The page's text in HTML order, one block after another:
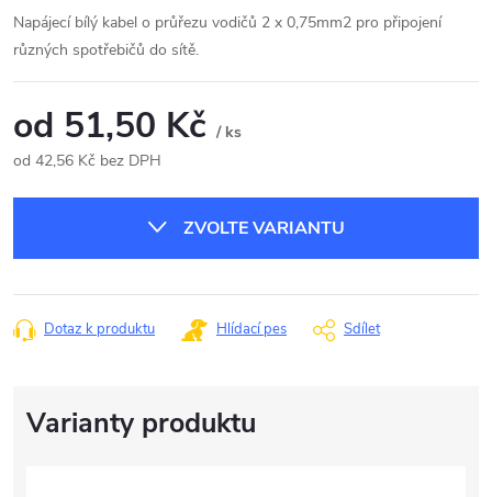
Napájecí bílý kabel o průřezu vodičů 2 x 0,75mm2 pro připojení
různých spotřebičů do sítě.
od 51,50 Kč / ks
od 42,56 Kč bez DPH
ZVOLTE VARIANTU
Dotaz k produktu Hlídací pes Sdílet